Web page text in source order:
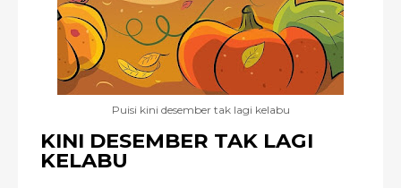
Puisi kini desember tak lagi kelabu
KINI DESEMBER TAK LAGI
KELABU